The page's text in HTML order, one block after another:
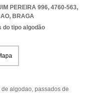
PEREIRA 996, 4760-563,
, BRAGA
do tipo algodão
de algodao, passados de